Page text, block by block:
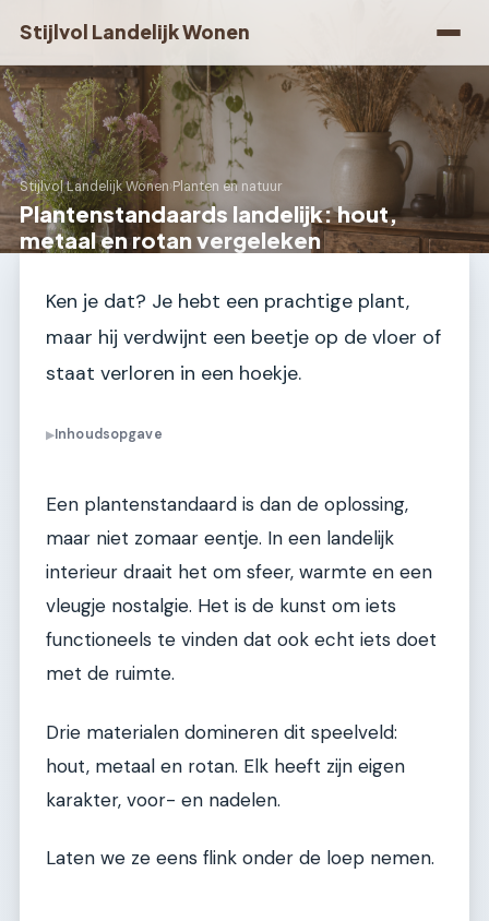
Stijlvol Landelijk Wonen
Stijlvol Landelijk Wonen›Planten en natuur
Plantenstandaards landelijk: hout,
metaal en rotan vergeleken
Ken je dat? Je hebt een prachtige plant,
maar hij verdwijnt een beetje op de vloer of
staat verloren in een hoekje.
▶Inhoudsopgave
Een plantenstandaard is dan de oplossing,
maar niet zomaar eentje. In een landelijk
interieur draait het om sfeer, warmte en een
vleugje nostalgie. Het is de kunst om iets
functioneels te vinden dat ook echt iets doet
met de ruimte.
Drie materialen domineren dit speelveld:
hout, metaal en rotan. Elk heeft zijn eigen
karakter, voor- en nadelen.
Laten we ze eens flink onder de loep nemen.